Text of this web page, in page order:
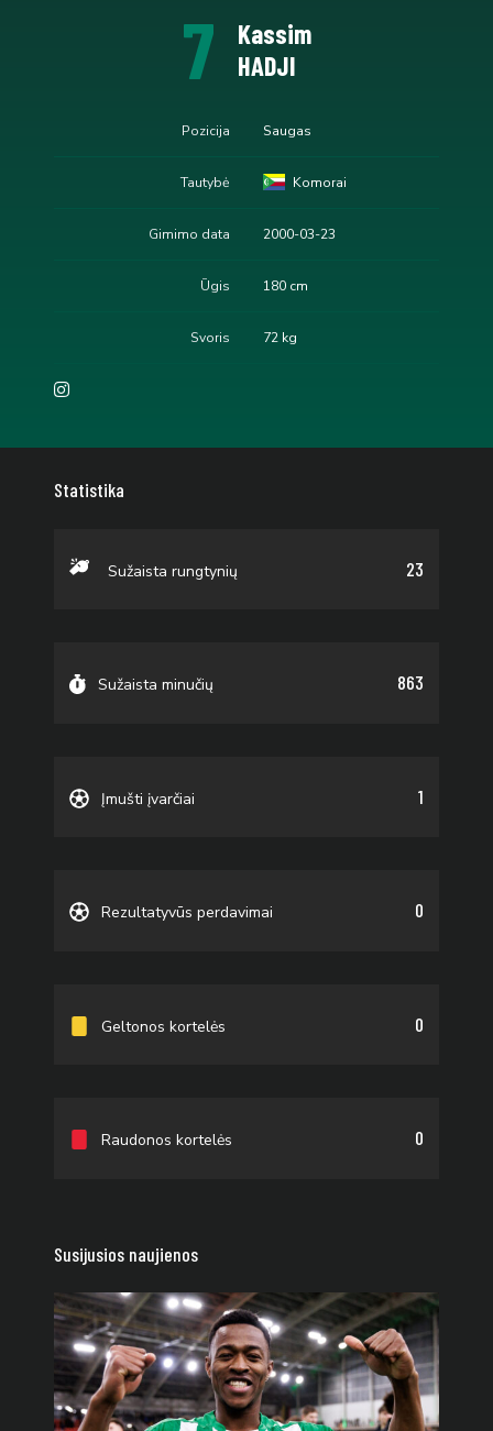
7
Kassim
HADJI
Pozicija Saugas
Tautybė Komorai
Gimimo data 2000-03-23
Ūgis 180 cm
Svoris 72 kg
Statistika
Sužaista rungtynių 23
Sužaista minučių 863
Įmušti įvarčiai 1
Rezultatyvūs perdavimai 0
Geltonos kortelės 0
Raudonos kortelės 0
Susijusios naujienos